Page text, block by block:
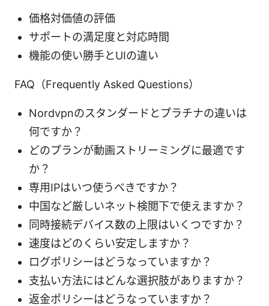
価格対価値の評価
サポートの満足度と対応時間
機能の使い勝手とUIの違い
FAQ（Frequently Asked Questions）
Nordvpnのスタンダードとプラチナの違いは
何ですか？
どのプランが動画ストリーミングに最適です
か？
専用IPはいつ使うべきですか？
中国など厳しいネット検閲下で使えますか？
同時接続デバイス数の上限はいくつですか？
速度はどのくらい安定しますか？
ログポリシーはどうなっていますか？
支払い方法にはどんな選択肢がありますか？
返金ポリシーはどうなっていますか？